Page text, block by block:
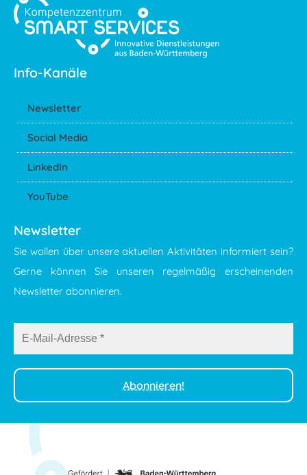
Info-Kanäle
Newsletter
Social Media
LinkedIn
YouTube
Newsletter
Sie wollen über unsere aktuellen Aktivitäten informiert sein?
Gerne können Sie unseren regelmäßig erscheinenden
Newsletter abonnieren.